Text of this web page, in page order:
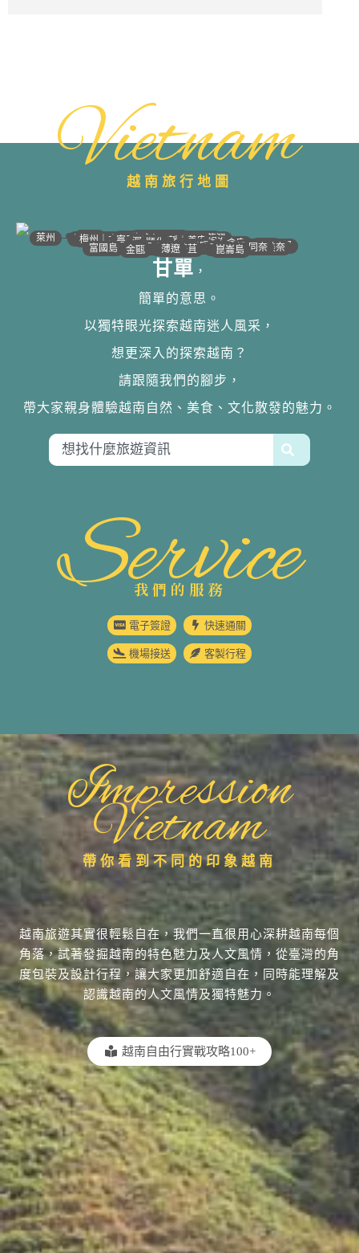
Vietnam
越南旅行地圖
• 河江｜高平
沙壩 •
萊州 • 宣光 •
安沛｜木江界 •
• 太原
梅州｜木州•• 北江｜北寧
• 下龍灣
• 河內
•海防｜海洋
• 南定｜清化
寧平 ••河靜｜義安
洞海 •
順化 •• 峴港
• 會安
• 歸仁
邦美蜀 •
大叻 ••芽莊｜潘郎
•潘切｜美奈
平陽 •
西寧 •
胡志明 •
美萩 •
富國島 •迪石 •
金甌 • • 同奈
• 頭頓
• 芹苴 •崑崙島
• 薄遼
甘單 ，
簡單的意思。
以獨特眼光探索越南迷人風采，
想更深入的探索越南？
請跟隨我們的腳步，
帶大家親身體驗越南自然、美食、文化散發的魅力。
Service
我們的服務
電子簽證 快速通關
機場接送 客製行程
Impression
Vietnam
帶你看到不同的印象越南
越南旅遊其實很輕鬆自在，我們一直很用心深耕越南每個
角落，試著發掘越南的特色魅力及人文風情，從臺灣的角
度包裝及設計行程，讓大家更加舒適自在，同時能理解及
認識越南的人文風情及獨特魅力。
越南自由行實戰攻略100+